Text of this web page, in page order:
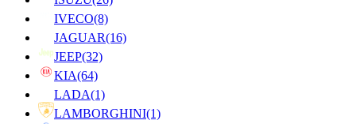
IVECO(8)
JAGUAR(16)
JEEP(32)
KIA(64)
LADA(1)
LAMBORGHINI(1)